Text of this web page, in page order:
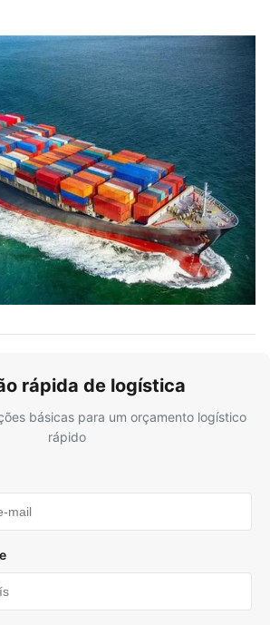
rápida de logística
básicas para um orçamento logístico
rápido